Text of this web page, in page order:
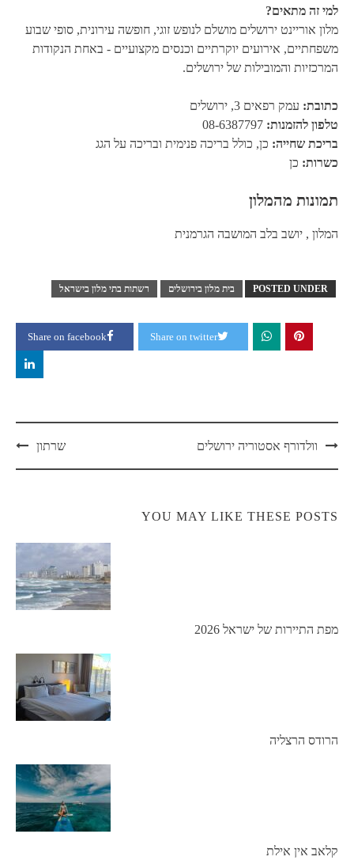
למי זה מתאים?
מלון אוריינט ירושלים מושלם לנופש זוגי, חופשה עירונית, סופי שבוע
משפחתיים, אירועים יוקרתיים וכנסים מקצועיים - באחת הנקודות
המרכזיות והמובילות של ירושלים.
כתובת: עמק רפאים 3, ירושלים
טלפון להזמנות:
בריכת שחייה: כן, כולל בריכה פנימית ובריכה על הגג
כשרות: כן
תמונות מהמלון
המלון , יושב בלב המושבה הגרמנית
POSTED UNDER בית מלון בירושלים רשתות בתי מלון בישראל
Share on facebook Share on twitter
Postוולדורף אסטוריה ירושלים שרתון
YOU MAY LIKE THESE POSTS
מפת התיירות של ישראל 2026
הרודס הרצליה
קלאב אין אילת